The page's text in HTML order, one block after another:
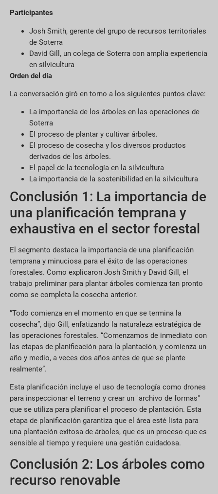
Participantes
Josh Smith, gerente del grupo de recursos territoriales
de Soterra
David Gill, un colega de Soterra con amplia experiencia
en silvicultura
Orden del día
La conversación giró en torno a los siguientes puntos clave:
La importancia de los árboles en las operaciones de
Soterra
El proceso de plantar y cultivar árboles.
El proceso de cosecha y los diversos productos
derivados de los árboles.
El papel de la tecnología en la silvicultura
La importancia de la sostenibilidad en la silvicultura
Conclusión 1: La importancia de
una planificación temprana y
exhaustiva en el sector forestal
El segmento destaca la importancia de una planificación
temprana y minuciosa para el éxito de las operaciones
forestales. Como explicaron Josh Smith y David Gill, el
trabajo preliminar para plantar árboles comienza tan pronto
como se completa la cosecha anterior.
“Todo comienza en el momento en que se termina la
cosecha”, dijo Gill, enfatizando la naturaleza estratégica de
las operaciones forestales. “Comenzamos de inmediato con
las etapas de planificación para la plantación, y comienza un
año y medio, a veces dos años antes de que se plante
realmente”.
Esta planificación incluye el uso de tecnología como drones
para inspeccionar el terreno y crear un "archivo de formas"
que se utiliza para planificar el proceso de plantación. Esta
etapa de planificación garantiza que el área esté lista para
una plantación exitosa de árboles, que es un proceso que es
sensible al tiempo y requiere una gestión cuidadosa.
Conclusión 2: Los árboles como
recurso renovable